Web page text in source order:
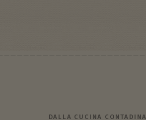
DALLA CUCINA CONTADINA